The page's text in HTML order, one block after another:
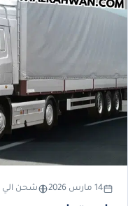
14 مارس 2026 شحن الي